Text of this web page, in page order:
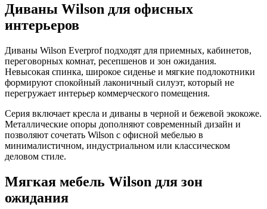
Диваны Wilson для офисных
интерьеров
Диваны Wilson Everprof подходят для приемных, кабинетов,
переговорных комнат, ресепшенов и зон ожидания.
Невысокая спинка, широкое сиденье и мягкие подлокотники
формируют спокойный лаконичный силуэт, который не
перегружает интерьер коммерческого помещения.
Серия включает кресла и диваны в черной и бежевой экокоже.
Металлические опоры дополняют современный дизайн и
позволяют сочетать Wilson с офисной мебелью в
минималистичном, индустриальном или классическом
деловом стиле.
Мягкая мебель Wilson для зон
ожидания